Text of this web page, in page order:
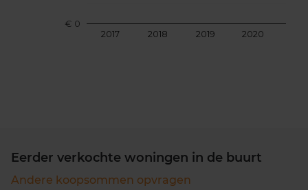
2017 2018 2019 2020
€ 0
Eerder verkochte woningen in de buurt
Andere koopsommen opvragen